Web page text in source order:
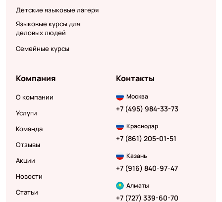
Детские языковые лагеря
Языковые курсы для
деловых людей
Семейные курсы
Компания
О компании
Услуги
Команда
Отзывы
Акции
Новости
Статьи
Контакты
Москва
+7 (495) 984-33-73
Краснодар
+7 (861) 205-01-51
Казань
+7 (916) 840-97-47
Алматы
+7 (727) 339-60-70